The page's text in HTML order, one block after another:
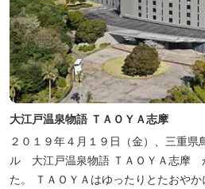
大江戸温泉物語 ＴＡＯＹＡ志摩
２０１９年４月１９日（金）、三重県
ル 大江戸温泉物語 ＴＡＯＹＡ志摩
た。 ＴＡＯＹＡはゆったりとたおや